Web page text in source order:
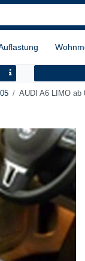
AUDI A6 LIMO ab